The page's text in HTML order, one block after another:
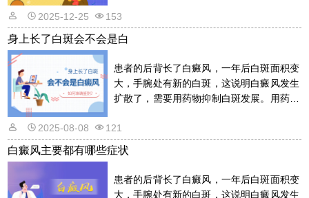
其反。详情请看文章介绍内容。
2025-12-25 153
身上长了白斑会不会是白
患者的后背长了白癜风，一年后白斑面积变
大，手腕处有新的白斑，这说明白癜风发生
扩散了，需要用药物抑制白斑发展。用药物
其反。详情请看文章介绍内容。
2025-08-08 121
白癜风主要都有哪些症状
患者的后背长了白癜风，一年后白斑面积变
大，手腕处有新的白斑，这说明白癜风发生